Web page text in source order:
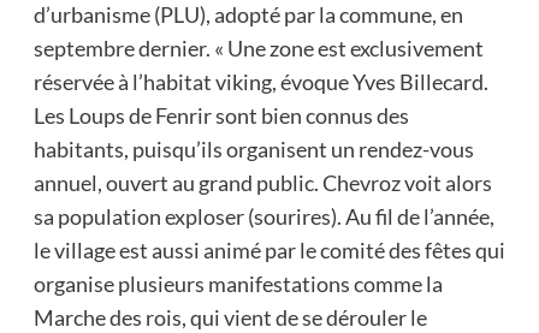
d’urbanisme (PLU), adopté par la commune, en
septembre dernier. « Une zone est exclusivement
réservée à l’habitat viking, évoque Yves Billecard.
Les Loups de Fenrir sont bien connus des
habitants, puisqu’ils organisent un rendez-vous
annuel, ouvert au grand public. Chevroz voit alors
sa population exploser (sourires). Au fil de l’année,
le village est aussi animé par le comité des fêtes qui
organise plusieurs manifestations comme la
Marche des rois, qui vient de se dérouler le